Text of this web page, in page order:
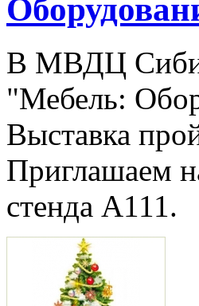
В МВДЦ
"Мебель:
Выставка
Приглашаем
стенда А111.